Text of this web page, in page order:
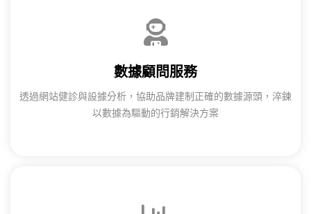
數據顧問服務
透過網站健診與設據分析，協助品牌建制正確的數據源頭，淬鍊
以數據為驅動的行銷解決方案​